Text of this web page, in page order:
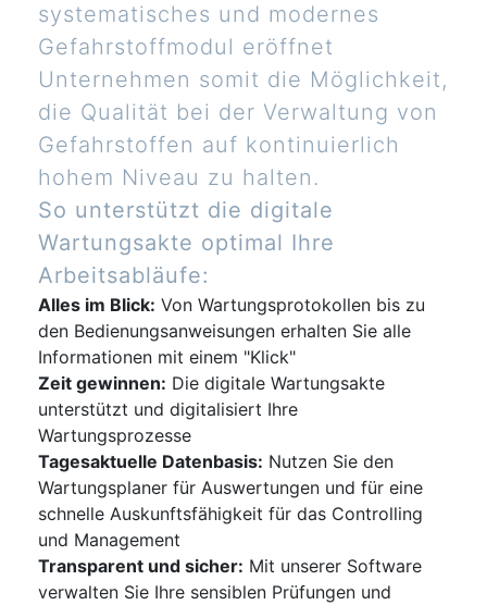
systematisches und modernes
Gefahrstoffmodul eröffnet
Unternehmen somit die Möglichkeit,
die Qualität bei der Verwaltung von
Gefahrstoffen auf kontinuierlich
hohem Niveau zu halten.
So unterstützt die digitale
Wartungsakte optimal Ihre
Arbeitsabläufe:
Alles im Blick: Von Wartungsprotokollen bis zu
den Bedienungsanweisungen erhalten Sie alle
Informationen mit einem "Klick"
Zeit gewinnen: Die digitale Wartungsakte
unterstützt und digitalisiert Ihre
Wartungsprozesse
Tagesaktuelle Datenbasis: Nutzen Sie den
Wartungsplaner für Auswertungen und für eine
schnelle Auskunftsfähigkeit für das Controlling
und Management
Transparent und sicher: Mit unserer Software
verwalten Sie Ihre sensiblen Prüfungen und